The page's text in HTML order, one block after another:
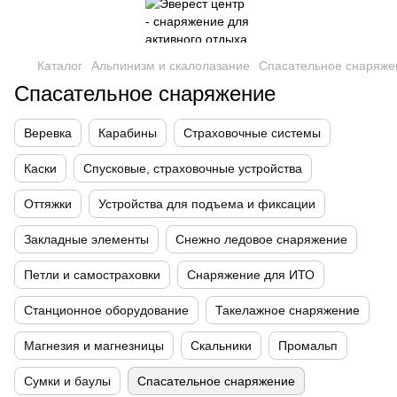
Каталог Альпинизм и скалолазание Спасательное
Спасательное снаряжение
Веревка Карабины Страховочные системы
Каски Спусковые, страховочные устройства
Оттяжки Устройства для подъема и фиксации
Закладные элементы Снежно ледовое снаряжение
Петли и самостраховки Снаряжение для ИТО
Станционное оборудование Такелажное снаряжение
Магнезия и магнезницы Скальники Промальп
Сумки и баулы Спасательное снаряжение